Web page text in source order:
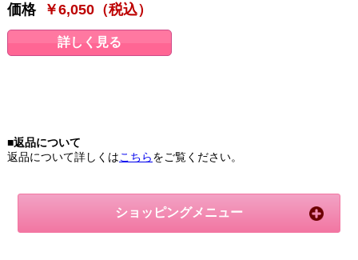
価格 ￥6,050（税込）
詳しく見る
■返品について
返品について詳しくはこちらをご覧ください。
ショッピングメニュー